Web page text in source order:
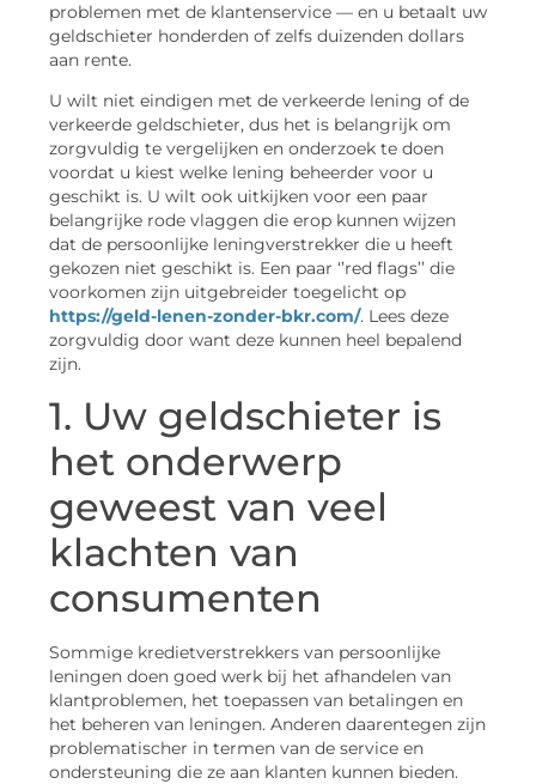
problemen met de klantenservice — en u betaalt uw
geldschieter honderden of zelfs duizenden dollars
aan rente.
U wilt niet eindigen met de verkeerde lening of de
verkeerde geldschieter, dus het is belangrijk om
zorgvuldig te vergelijken en onderzoek te doen
voordat u kiest welke lening beheerder voor u
geschikt is. U wilt ook uitkijken voor een paar
belangrijke rode vlaggen die erop kunnen wijzen
dat de persoonlijke leningverstrekker die u heeft
gekozen niet geschikt is. Een paar ‘’red flags’’ die
voorkomen zijn uitgebreider toegelicht op
https://geld-lenen-zonder-bkr.com/. Lees deze
zorgvuldig door want deze kunnen heel bepalend
zijn.
1. Uw geldschieter is
het onderwerp
geweest van veel
klachten van
consumenten
Sommige kredietverstrekkers van persoonlijke
leningen doen goed werk bij het afhandelen van
klantproblemen, het toepassen van betalingen en
het beheren van leningen. Anderen daarentegen zijn
problematischer in termen van de service en
ondersteuning die ze aan klanten kunnen bieden.